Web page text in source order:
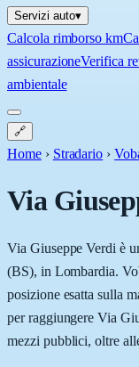
Servizi auto▾
Calcola rimborso km
assicurazioneVerifica
ambientale
🔗
Home › Stradario ›
Via
Via Giuseppe Verdi è
(BS), in Lombardia.
posizione esatta sulla
per raggiungere Via
mezzi pubblici, oltre